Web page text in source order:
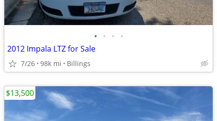
• • • •
2012 Impala LTZ for Sale
7/26 98k mi Billings
$13,500